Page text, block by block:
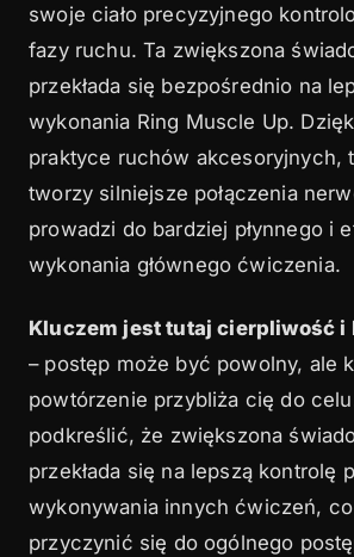
swoje ciało precyzyjnego
fazy ruchu. Ta zwiększona
przekłada się bezpośrednio na
wykonania Ring Muscle Up.
praktyce ruchów akcesoryjnych,
tworzy silniejsze połączenia
prowadzi do bardziej płynnego i
wykonania głównego ćwiczenia.
Kluczem jest tutaj cierpliwość i
– postęp może być powolny, ale
powtórzenie przybliża cię do
podkreślić, że zwiększona
przekłada się na lepszą kontrolę
wykonywania innych ćwiczeń,
przyczynić się do ogólnego